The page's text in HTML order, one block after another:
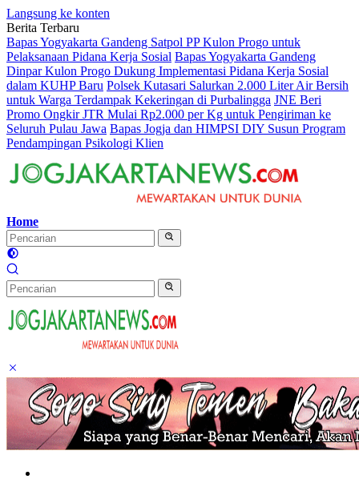
Langsung ke konten
Berita Terbaru
Bapas Yogyakarta Gandeng Satpol PP Kulon Progo untuk
Pelaksanaan Pidana Kerja Sosial Bapas Yogyakarta Gandeng
Dinpar Kulon Progo Dukung Implementasi Pidana Kerja Sosial
dalam KUHP Baru Polsek Kutasari Salurkan 2.000 Liter Air Bersih
untuk Warga Terdampak Kekeringan di Purbalingga JNE Beri
Promo Ongkir JTR Mulai Rp2.000 per Kg untuk Pengiriman ke
Seluruh Pulau Jawa Bapas Jogja dan HIMPSI DIY Susun Program
Pendampingan Psikologi Klien
Home